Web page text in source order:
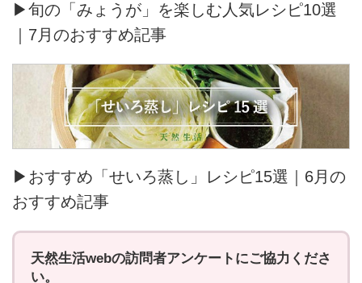
▶旬の「みょうが」を楽しむ人気レシピ10選
｜7月のおすすめ記事
▶おすすめ「せいろ蒸し」レシピ15選｜6月の
おすすめ記事